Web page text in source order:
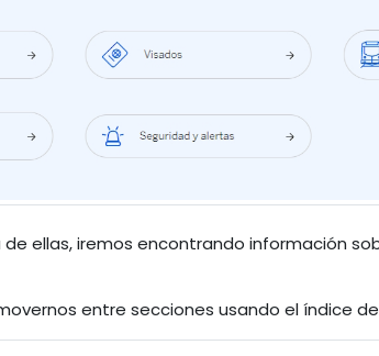
de ellas, iremos encontrando información
entre secciones usando el índice